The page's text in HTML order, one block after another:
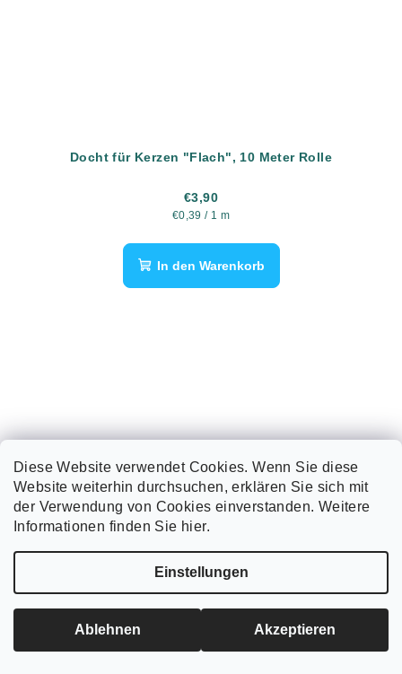
Diese Website verwendet Cookies. Wenn Sie diese
Website weiterhin durchsuchen, erklären Sie sich mit
der Verwendung von Cookies einverstanden. Weitere
Informationen finden Sie hier.
Einstellungen
Ablehnen Akzeptieren
Docht für Kerzen "Flach", 10 Meter Rolle
€3,90
Verkaufspreis:
€0,39 / 1 m
In den Warenkorb
Nagel für Bitumenschindeln FeZn – Ringkopf – KONVEX /
Schutz gegen Herausziehen